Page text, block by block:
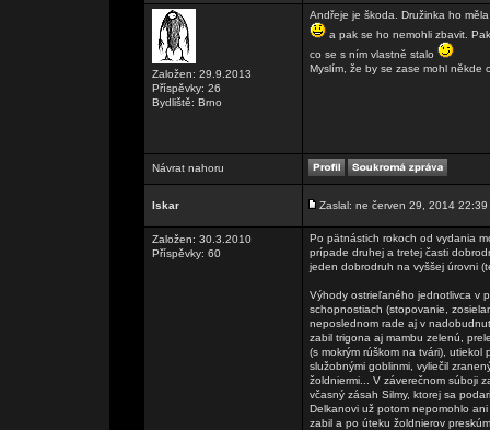
Založen: 29.9.2013
Příspěvky: 26
Bydliště: Brno
Andřeje je škoda. Družinka ho
a pak se ho nemohli zbavit.
co se s ním vlastně stalo
Myslím, že by se zase mohl někde
Návrat nahoru
Iskar Zaslal: ne červen 29, 2014 22:39
Založen: 30.3.2010
Příspěvky: 60
Po pätnástich rokoch od vydania
prípade druhej a tretej časti
jeden dobrodruh na vyššej úrovni
Výhody ostrieľaného jednotlivca v
schopnostiach (stopovanie,
neposlednom rade aj v
zabil trigona aj mambu zelenú,
(s mokrým rúškom na tvári),
služobnými goblinmi, vyliečil
žoldniermi... V záverečnom súboji
včasný zásah Silmy, ktorej sa
Delkanovi už potom nepomohlo
zabil a po úteku žoldnierov